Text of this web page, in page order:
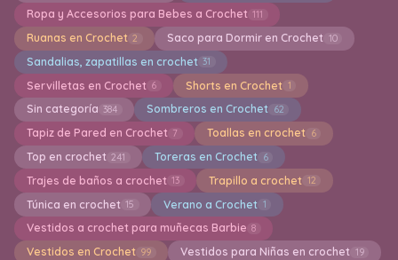
Ropa y Accesorios para Bebes a Crochet 111
Ruanas en Crochet 2 Saco para Dormir en Crochet 10
Sandalias, zapatillas en crochet 31
Servilletas en Crochet 6 Shorts en Crochet 1
Sin categoría 384 Sombreros en Crochet 62
Tapiz de Pared en Crochet 7 Toallas en crochet 6
Top en crochet 241 Toreras en Crochet 6
Trajes de baños a crochet 13 Trapillo a crochet 12
Túnica en crochet 15 Verano a Crochet 1
Vestidos a crochet para muñecas Barbie 8
Vestidos en Crochet 99 Vestidos para Niñas en crochet 19